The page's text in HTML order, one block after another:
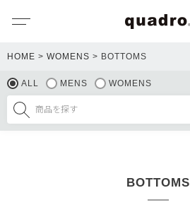
HOME WOMENS BOTTOMS
ALL MENS WOMENS
BOTTOMS